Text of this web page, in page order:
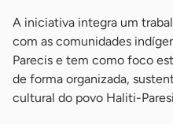
A iniciativa integra um
com as comunidades
Parecis e tem como foco
de forma organizada,
cultural do povo Haliti-